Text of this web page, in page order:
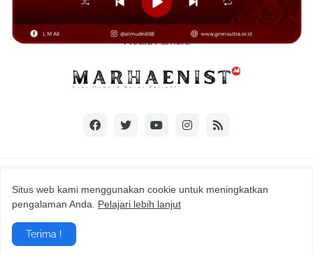
sultradpdgmni@gmail.com
Media Parnert:
Home
Sitemap
Informasi Biodata GMNI SULTRA
Team Redaksi
Situs web kami menggunakan cookie untuk meningkatkan
pengalaman Anda. Pelajari lebih lanjut
Terima !